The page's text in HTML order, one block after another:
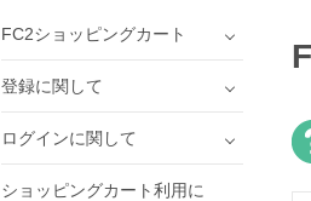
FC2ショッピングカート
登録に関して
ログインに関して
ショッピングカート利用に